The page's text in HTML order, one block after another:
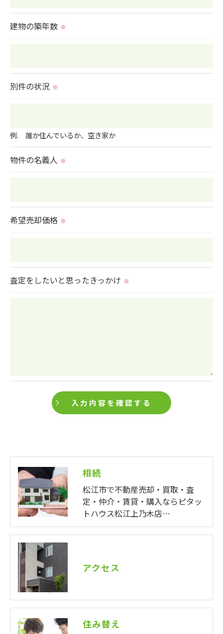
建物の築年数 ※
別件の状況 ※
例. 誰か住んでいるか、空き家か
物件の名義人 ※
希望売却価格 ※
査定をしたいと思ったきっかけ ※
相続
松江市で不動産売却・買取・査
定・仲介・賃貸・購入ならピタッ
トハウス松江上乃木店…
アクセス
住み替え